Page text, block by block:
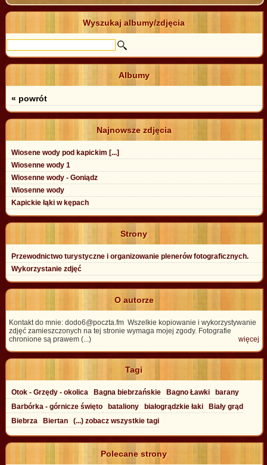
Wyszukaj albumy/zdjęcia
Albumy
« powrót
Najnowsze zdjęcia
Wiosene wody pod kapickim [...]
Wiosenne wody 1
Wiosenne wody - Goniądz
Wiosenne wody
Kapickie łąki w kępach
Strony
Przewodnictwo turystyczne i organizowanie plenerów fotograficznych.
Wykorzystanie zdjęć
O autorze
Kontakt do mnie: dodo6@poczta.fm Wszelkie kopiowanie i wykorzystywanie
zdjęć zamieszczonych na tej stronie wymaga mojej zgody. Fotografie
chronione są prawem (...)
więcej
Tagi
Otok - Grzędy - okolica Bagna biebrzańskie Bagno Ławki
barany
Barbórka - górnicze święto
bataliony białogrądzkie łaki
Biały grąd
Biebrza
Biertan (...) zobacz wszystkie tagi
Polecane strony